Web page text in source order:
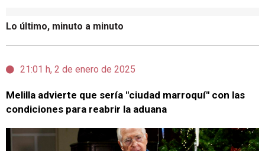
Lo último, minuto a minuto
21:01 h, 2 de enero de 2025
Melilla advierte que sería "ciudad marroquí" con las
condiciones para reabrir la aduana